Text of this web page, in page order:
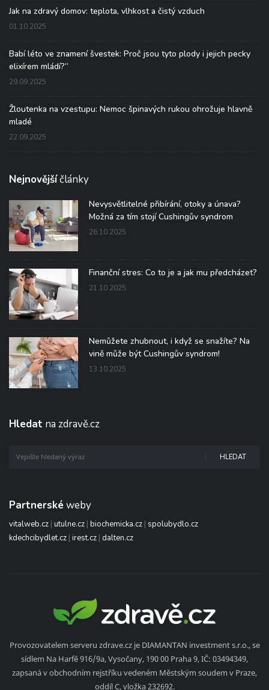
Jak na zdravý domov: teplota, vlhkost a čistý vzduch
01.10.2025
Babí léto ve znamení švestek: Proč jsou tyto plody i jejich pecky
elixírem mládí?“
29.09.2025
Žloutenka na vzestupu: Nemoc špinavých rukou ohrožuje hlavně
mladé
22.09.2025
Nejnovějšíčlánky
Nevysvětlitelné přibírání, otoky a únava?
Možná za tím stojí Cushingův syndrom
26.10.2025
Finanční stres: Co to je a jak mu předcházet?
21.10.2025
Nemůžete zhubnout, i když se snažíte? Na
vině může být Cushingův syndrom!
13.10.2025
Hledat na zdravě.cz
HLEDAT
Partnerské weby
vitalweb.cz | utulne.cz | biochemicka.cz | spolubydlo.cz
kdechcibydlet.cz | irest.cz | dalten.cz
Provozovatelem serveru zdrave.cz je DIAMANTAN investment s.r.o., se
sídlem Na Harfě 916/9a, Vysočany, 190 00 Praha 9, IČ: 03494349,
zapsaná v obchodním rejstříku vedeném Městským soudem v Praze,
oddíl C, vložka 232692.